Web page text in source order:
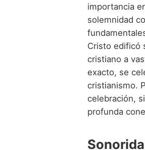
importancia
solemnidad
Cristo edificó
cristiano a
exacto, se
cristianismo.
celebración,
profunda